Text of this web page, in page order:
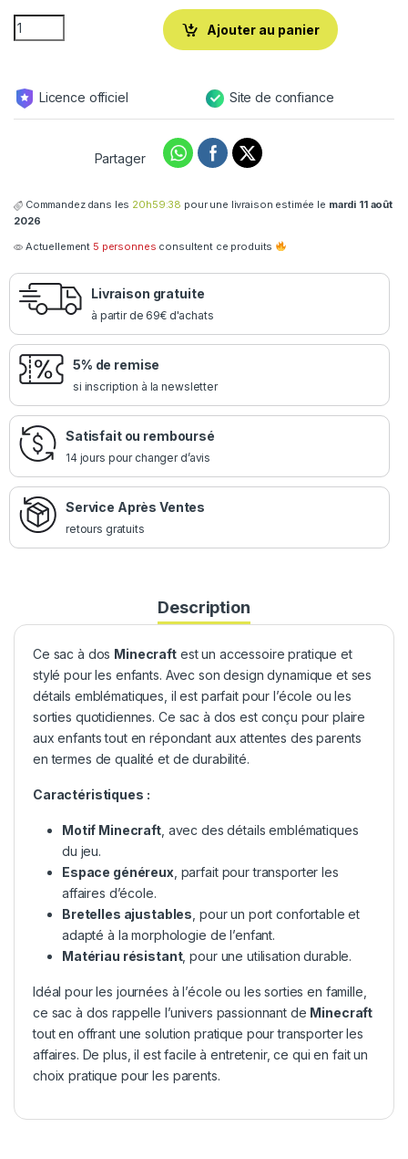
Ajouter au panier
Licence officiel Site de confiance
Partager
Commandez dans les 20h59:37 pour une livraison estimée le mardi 11 août
2026
Actuellement 5 personnes consultent ce produits
Livraison gratuite
à partir de 69€ d'achats
5% de remise
si inscription à la newsletter
Satisfait ou remboursé
14 jours pour changer d’avis
Service Après Ventes
retours gratuits
Description
Ce sac à dos Minecraftest un accessoire pratique et
stylé pour les enfants. Avec son design dynamique et ses
détails emblématiques, il est parfait pour l’école ou les
sorties quotidiennes. Ce sac à dos est conçu pour plaire
aux enfants tout en répondant aux attentes des parents
en termes de qualité et de durabilité.
Caractéristiques :
Motif Minecraft, avec des détails emblématiques
du jeu.
Espace généreux , parfait pour transporter les
affaires d’école.
Bretelles ajustables , pour un port confortable et
adapté à la morphologie de l’enfant.
Matériau résistant, pour une utilisation durable.
Idéal pour les journées à l’école ou les sorties en famille,
ce sac à dos rappelle l’univers passionnant de Minecraft
tout en offrant une solution pratique pour transporter les
affaires. De plus, il est facile à entretenir, ce qui en fait un
choix pratique pour les parents.